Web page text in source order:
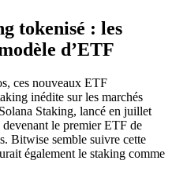
tokenisé : les
d’ETF
ces nouveaux ETF
inédite sur les marchés
Staking, lancé en juillet
devenant le premier ETF de
Bitwise semble suivre cette
également le staking comme